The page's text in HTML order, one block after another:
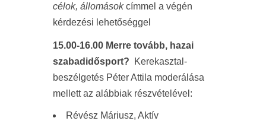
célok, állomásokcímmel a végén
kérdezési lehetőséggel
15.00-16.00 Merre tovább, hazai
szabadidősport? Kerekasztal-
beszélgetés Péter Attila moderálása
mellett az alábbiak részvételével:
Révész Máriusz, Aktív